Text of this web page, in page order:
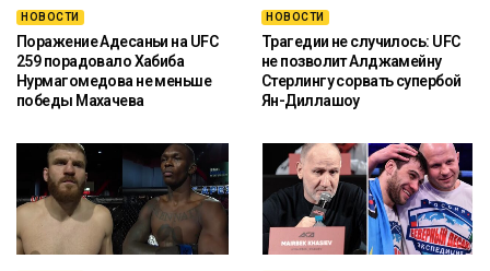
НОВОСТИ
Поражение Адесаньи на UFC
259 порадовало Хабиба
Нурмагомедова не меньше
победы Махачева
НОВОСТИ
Трагедии не случилось: UFC
не позволит Алджамейну
Стерлингу сорвать супербой
Ян-Диллашоу